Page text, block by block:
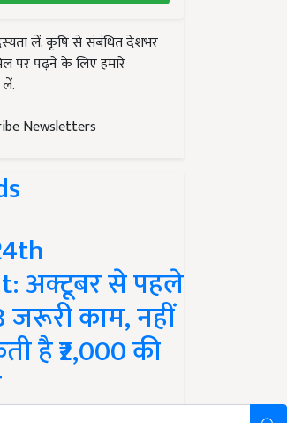
लें. कृषि से संबंधित देशभर
पर पढ़ने के लिए हमारे
Newsletters
अक्टूबर से पहले
जरूरी काम, नहीं
है ₹2,000 की